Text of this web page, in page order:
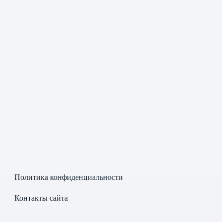
Политика конфиденциальности
Контакты сайта